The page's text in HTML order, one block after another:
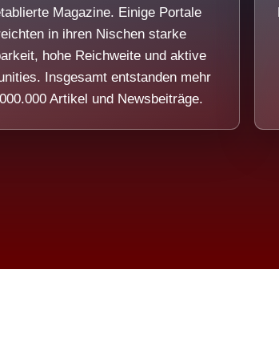
Magazine. Einige Portale
in ihren Nischen starke
hohe Reichweite und aktive
Insgesamt entstanden mehr
Artikel und Newsbeiträge.